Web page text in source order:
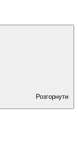
Розгорнути